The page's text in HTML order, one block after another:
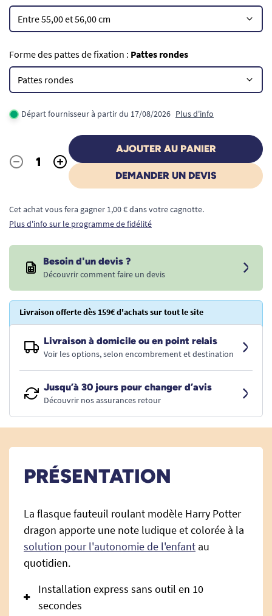
Forme des pattes de fixation : Pattes rondes
Départ fournisseur à partir du 17/08/2026 Plus d'info
Quantité
- +
AJOUTER AU PANIER
DEMANDER UN DEVIS
Cet achat vous fera gagner 1,00 € dans votre cagnotte.
Plus d'info sur le programme de fidélité
Besoin d'un devis ?
Découvrir comment faire un devis
Livraison offerte dès 159€ d'achats sur tout le site
Livraison à domicile ou en point relais
Voir les options, selon encombrement et destination
Jusqu’à 30 jours pour changer d’avis
Découvrir nos assurances retour
PRÉSENTATION
La flasque fauteuil roulant modèle Harry Potter
dragon apporte une note ludique et colorée à la
solution pour l'autonomie de l'enfant au
quotidien.
Installation express sans outil en 10
secondes